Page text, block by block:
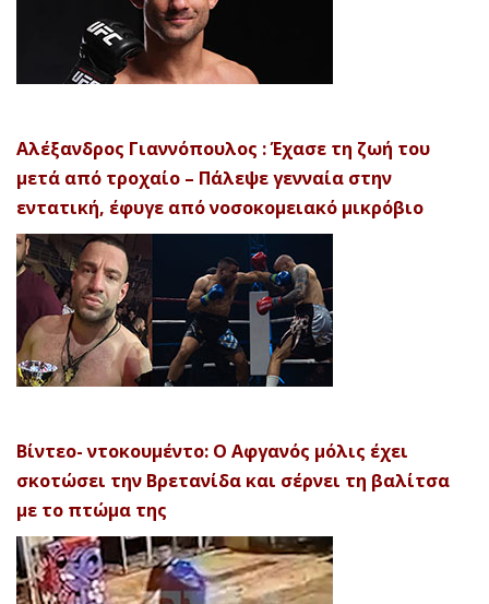
Αλέξανδρος Γιαννόπουλος : Έχασε τη ζωή του
μετά από τροχαίο – Πάλεψε γενναία στην
εντατική, έφυγε από νοσοκομειακό μικρόβιο
Βίντεο- ντοκουμέντο: Ο Αφγανός μόλις έχει
σκοτώσει την Βρετανίδα και σέρνει τη βαλίτσα
με το πτώμα της